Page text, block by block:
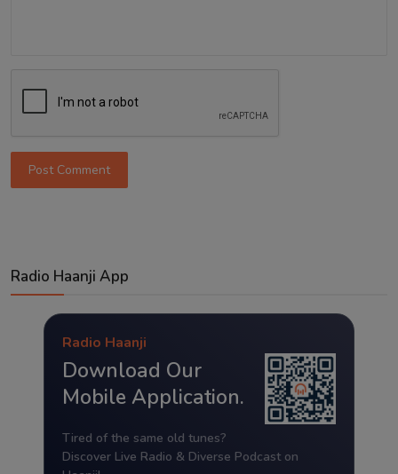
Post Comment
Radio Haanji App
Radio Haanji
Download Our
Mobile Application.
Tired of the same old tunes?
Discover Live Radio & Diverse Podcast on